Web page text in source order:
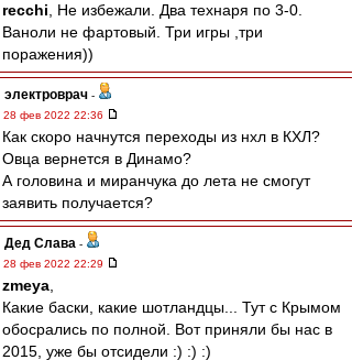
recchi , Не избежали. Два технаря по 3-0.
Ваноли не фартовый. Три игры ,три
поражения))
электроврач -
28 фев 2022 22:36
Как скоро начнутся переходы из нхл в КХЛ?
Овца вернется в Динамо?
А головина и миранчука до лета не смогут
заявить получается?
Дед Слава -
28 фев 2022 22:29
zmeya
Какие баски, какие шотландцы... Тут с Крымом
обосрались по полной. Вот приняли бы нас в
2015, уже бы отсидели :) :) :)